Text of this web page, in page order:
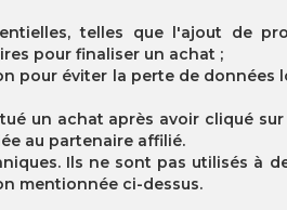
telles que l'ajout de
pour finaliser un achat ;
pour éviter la perte de données
un achat après avoir cliqué
au partenaire affilié.
Ils ne sont pas utilisés à
mentionnée ci-dessus.